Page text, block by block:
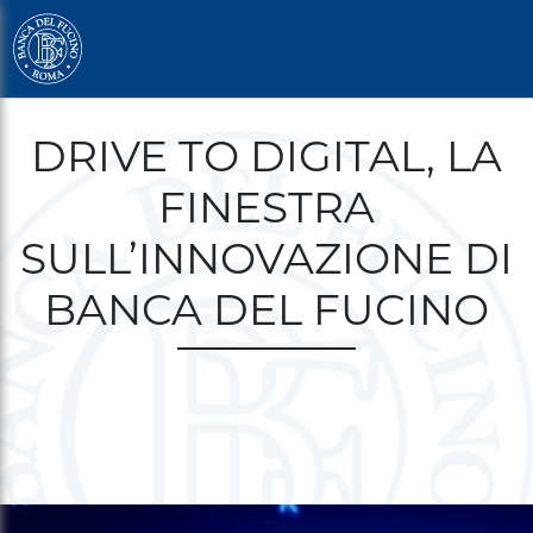
Salta
al
contenuto
principale
diDRIVE TO DIGITAL, LA
FINESTRA
SULL’INNOVAZIONE DI
BANCA DEL FUCINO